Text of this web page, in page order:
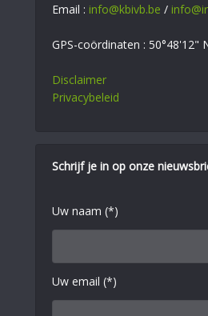
Email : info@kbivb.be /
GPS-coördinaten : 50°48'12"
Disclaimer
Privacybeleid
Schrijf je in op onze
Uw naam (*)
Uw email (*)